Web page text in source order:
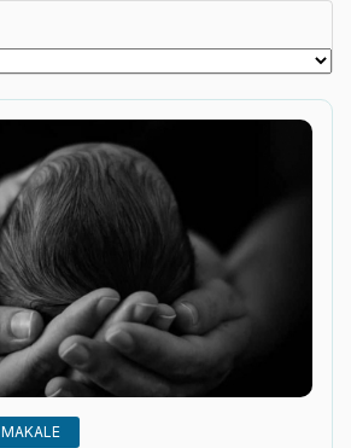
MAKALE